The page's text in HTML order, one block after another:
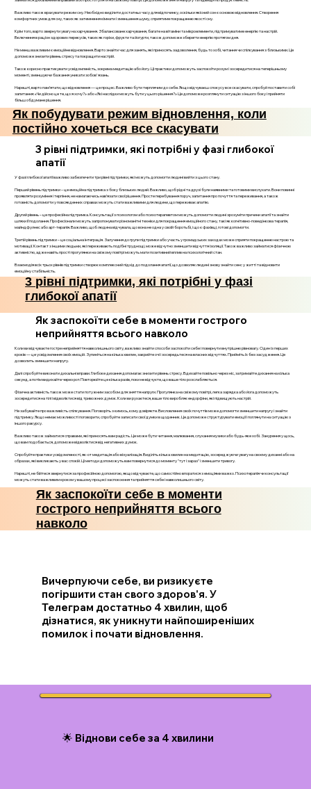
Важливо також врахувати режим сну. Необхідно виділити достатньо часу для відпочинку, оскільки якісний сон є основою відновлення. Створення
комфортних умов для сну, таких як затемнення кімнати і зменшення шуму, сприятиме покращенню якості сну.
Крім того, варто звернути увагу на харчування. Збалансоване харчування, багате на вітаміни та мікроелементи, підтримуватиме енергію та настрій.
Включення в раціон здорових перекусів, таких як горіхи, фрукти та йогурти, також допоможе зберегти енергію протягом дня.
Не менш важливим є емоційне відновлення. Варто знайти час для занять, які приносять задоволення, будь то хобі, читання чи спілкування з близькими. Це
допоможе знизити рівень стресу та покращити настрій.
Також корисно практикувати усвідомленість, зокрема медитацію або йогу. Ці практики допоможуть заспокоїти розум і зосередитися на теперішньому
моменті, зменшуючи бажання уникати зобов'язань.
Нарешті, варто пам’ятати, що відновлення — це процес. Важливо бути терплячим до себе. Якщо відчуваєш спокусу все скасувати, спробуй поставити собі
запитання: «Чи дійсно це те, що я хочу?» або «Які наслідки можуть бути у цього рішення?» Це допоможе розглянути ситуацію з іншого боку і прийняти
більш обдумане рішення.
Як побудувати режим відновлення, коли
постійно хочеться все скасувати
3 рівні підтримки, які потрібні у фазі глибокої
апатії
У фазі глибокої апатії важливо забезпечити три рівні підтримки, які можуть допомогти людині вийти з цього стану.
Перший рівень підтримки – це емоційна підтримка з боку близьких людей. Важливо, щоб рідні та друзі були наявними та готовими вислухати. Вони повинні
проявляти розуміння і терпіння, не намагаючись нав’язати свої рішення. Просте перебування поруч, запитання про почуття та переживання, а також
готовність допомогти у повсякденних справах можуть стати важливими для людини, що переживає апатію.
Другий рівень – це професійна підтримка. Консультації з психологом або психотерапевтом можуть допомогти людині зрозуміти причини апатії та знайти
шляхи її подолання. Професіонали можуть запропонувати різноманітні техніки для покращення емоційного стану, такі як когнітивно-поведінкова терапія,
майндфулнес або арт-терапія. Важливо, щоб людина відчувала, що вона не одна у своїй боротьбі, і що є фахівці, готові допомогти.
Третій рівень підтримки – це соціальна інтеграція. Залучення до групи підтримки або участь у громадських заходах може сприяти покращенню настрою та
мотивації. Контакт з іншими людьми, які переживають подібні труднощі, може відчутно зменшити відчуття ізоляції. Також важливо займатися фізичною
активністю, адже навіть прості прогулянки на свіжому повітрі можуть мати позитивний вплив на психологічний стан.
Взаємодія всіх трьох рівнів підтримки створює комплексний підхід до подолання апатії, що дозволяє людині знову знайти сенс у житті та відновити
емоційну стабільність.
3 рівні підтримки, які потрібні у фазі
глибокої апатії
Як заспокоїти себе в моменти гострого
неприйняття всього навколо
Коли ви відчуваєте гостре неприйняття навколишнього світу, важливо знайти способи заспокоїти себе і повернути внутрішню рівновагу. Один із перших
кроків — це усвідомлення своїх емоцій. Зупиніться на кілька хвилин, закрийте очі і зосередьтеся на власних відчуттях. Прийміть їх без засудження. Це
дозволить зменшити напругу.
Далі спробуйте виконати дихальні вправи. Глибоке дихання допомагає знизити рівень стресу. Вдихайте повільно через ніс, затримайте дихання на кілька
секунд, а потім видихайте через рот. Повторюйте це кілька разів, поки не відчуєте, що ваше тіло розслабляється.
Фізична активність також може стати потужним засобом для зняття напруги. Прогулянка на свіжому повітрі, легка зарядка або йога допоможуть
зосередитися на тілі і відволіктися від тривожних думок. Коли ви рухаєтеся, ваше тіло виробляє ендорфіни, які підвищують настрій.
Не забувайте про важливість спілкування. Поговоріть з кимось, кому довіряєте. Висловлення своїх почуттів може допомогти зменшити напругу і знайти
підтримку. Якщо немає можливості поговорити, спробуйте записати свої думки в щоденник. Це допоможе структурувати емоції і поглянути на ситуацію з
іншого ракурсу.
Важливо також займатися справами, які приносять вам радість. Це може бути читання, малювання, слухання музики або будь-яке хобі. Занурення у щось,
що вам подобається, допоможе відволіктися від негативних думок.
Спробуйте практики усвідомленості, як-от медитація або візуалізація. Виділіть кілька хвилин на медитацію, зосереджуючи увагу на своєму диханні або на
образах, які викликають у вас спокій. Ці методи допоможуть вам повернутися до моменту "тут і зараз" і зменшити тривогу.
Нарешті, не бійтеся звернутися за професійною допомогою, якщо відчуваєте, що самостійно впоратися з емоціями важко. Психотерапія чи консультації
можуть стати важливим кроком у вашому процесі заспокоєння та прийняття себе і навколишнього світу.
Як заспокоїти себе в моменти
гострого неприйняття всього
навколо
Вичерпуючи себе, ви ризикуєте
погіршити стан свого здоров'я. У
Телеграм достатньо 4 хвилин, щоб
дізнатися, як уникнути найпоширеніших
помилок і почати відновлення.
🌟 Віднови себе за 4 хвилини